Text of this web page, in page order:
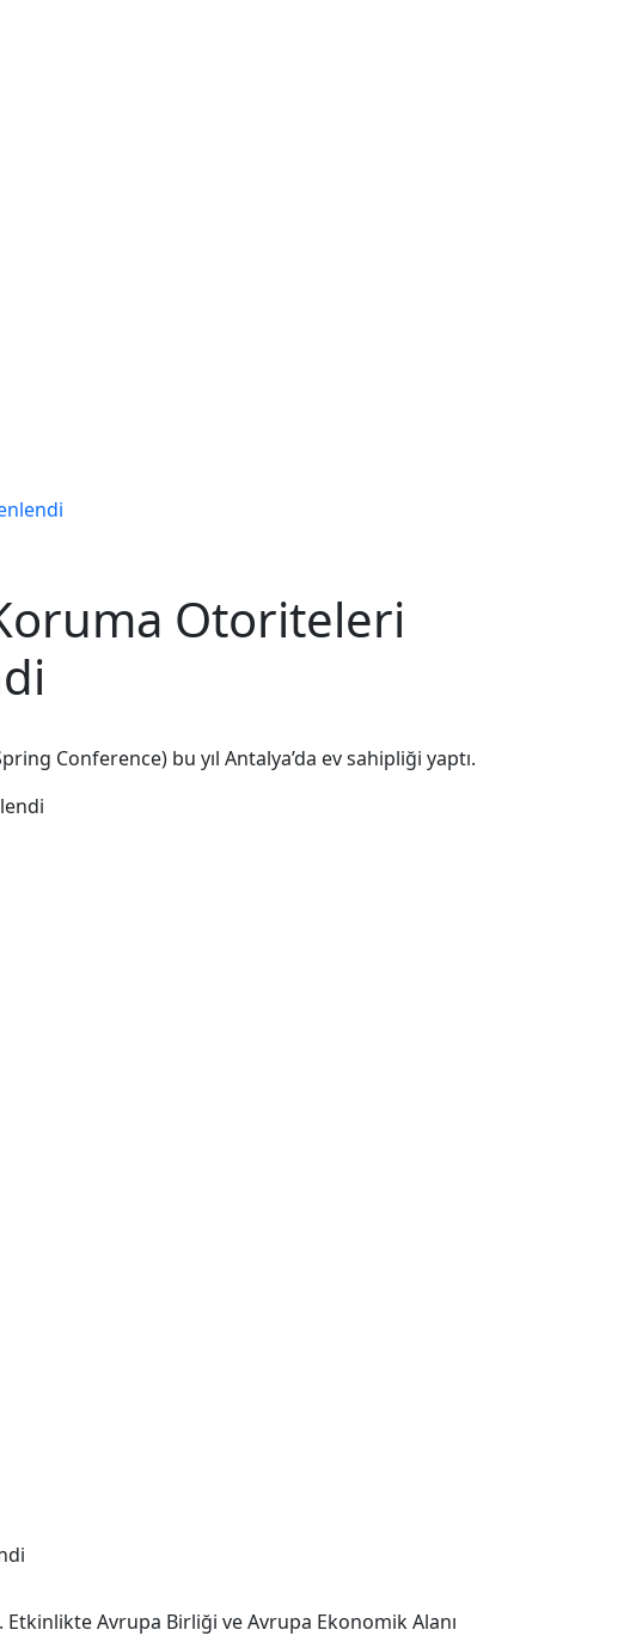
Otoriteleri
Conference) bu yıl Antalya’da ev sahipliği yaptı.
Avrupa Birliği ve Avrupa Ekonomik Alanı